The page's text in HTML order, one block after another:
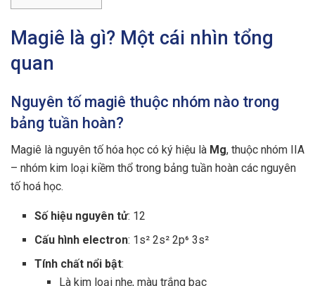
Magiê là gì? Một cái nhìn tổng
quan
Nguyên tố magiê thuộc nhóm nào trong
bảng tuần hoàn?
Magiê là nguyên tố hóa học có ký hiệu là Mg, thuộc nhóm IIA
– nhóm kim loại kiềm thổ trong bảng tuần hoàn các nguyên
tố hoá học.
Số hiệu nguyên tử: 12
Cấu hình electron: 1s² 2s² 2p⁶ 3s²
Tính chất nổi bật:
Là kim loại nhẹ, màu trắng bạc